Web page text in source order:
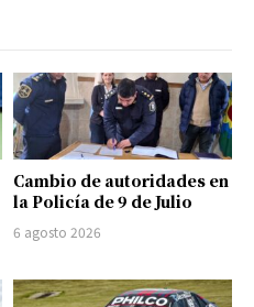
Cambio de autoridades en
la Policía de 9 de Julio
6 agosto 2026